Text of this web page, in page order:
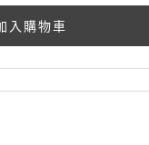
入購物車